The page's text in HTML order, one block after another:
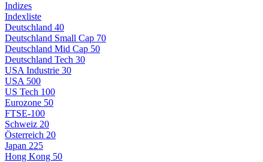
Indizes
Indexliste
Deutschland 40
Deutschland Small Cap 70
Deutschland Mid Cap 50
Deutschland Tech 30
USA Industrie 30
USA 500
US Tech 100
Eurozone 50
FTSE-100
Schweiz 20
Österreich 20
Japan 225
Hong Kong 50